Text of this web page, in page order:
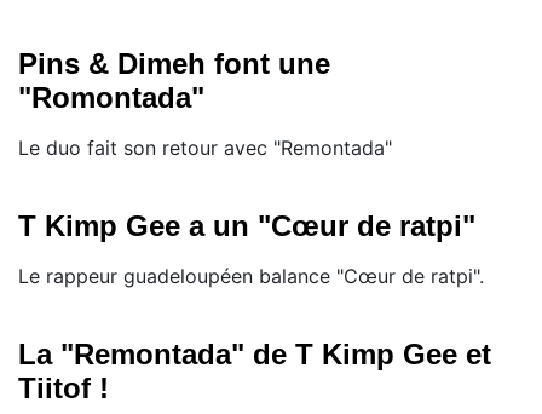
Pins & Dimeh font une
"Romontada"
Le duo fait son retour avec "Remontada"
T Kimp Gee a un "Cœur de ratpi"
Le rappeur guadeloupéen balance "Cœur de ratpi".
La "Remontada" de T Kimp Gee et
Tiitof !